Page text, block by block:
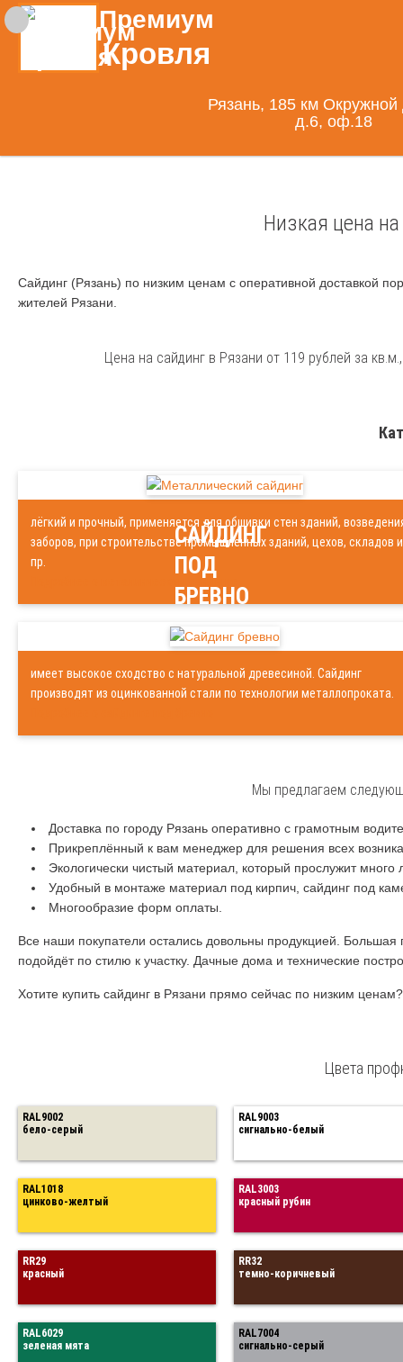
Премиум
Кровля
Рязань, 185 км Окружной
д.6, оф.18
Низкая цена
Сайдинг (Рязань) по низким ценам с оперативной доставкой
жителей Рязани.
Цена на сайдинг в Рязани от 119 рублей за
лёгкий и прочный, применяется для обшивки стен зданий,
заборов, при строительстве промышленных зданий, цехов, складов и
пр.
Подробнее о металлическом сайдинге
САЙДИНГ
ПОД
БРЕВНО
имеет высокое сходство с натуральной древесиной. Сайдинг
производят из оцинкованной стали по технологии металлопроката.
Мы предлагаем
Доставка по городу Рязань оперативно с грамотным
Прикреплённый к вам менеджер для решения всех
Экологически чистый материал, который прослужит много
Удобный в монтаже материал под кирпич, сайдинг под
Многообразие форм оплаты.
Все наши покупатели остались довольны продукцией.
подойдёт по стилю к участку. Дачные дома и технические
Хотите купить сайдинг в Рязани прямо сейчас по низким
Цвета
RAL9002
бело-серый
RAL9003
сигнально-белый
RAL1018
цинково-желтый
RAL3003
красный рубин
RR29
красный
RR32
темно-коричневый
RAL6029
зеленая мята
RAL7004
сигнально-серый